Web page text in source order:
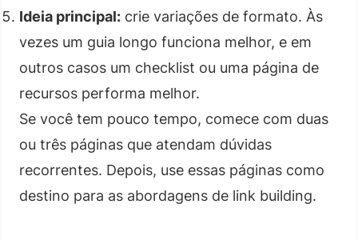
Ideia principal: crie variações de formato. Às
vezes um guia longo funciona melhor, e em
outros casos um checklist ou uma página de
recursos performa melhor.
Se você tem pouco tempo, comece com duas
ou três páginas que atendam dúvidas
recorrentes. Depois, use essas páginas como
destino para as abordagens de link building.